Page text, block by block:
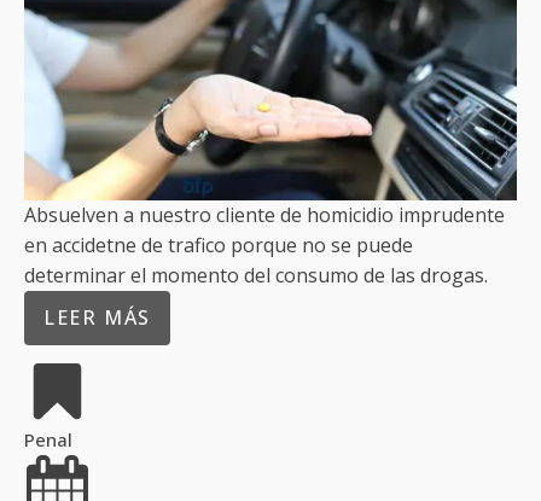
Absuelven a nuestro cliente de homicidio imprudente
en accidetne de trafico porque no se puede
determinar el momento del consumo de las drogas.
LEER MÁS
Penal